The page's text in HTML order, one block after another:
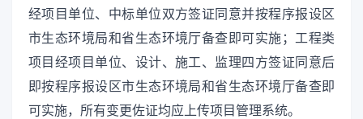
经项目单位、中标单位双方签证同意并按程序报设区
市生态环境局和省生态环境厅备查即可实施；工程类
项目经项目单位、设计、施工、监理四方签证同意后
即按程序报设区市生态环境局和省生态环境厅备查即
可实施，所有变更佐证均应上传项目管理系统。